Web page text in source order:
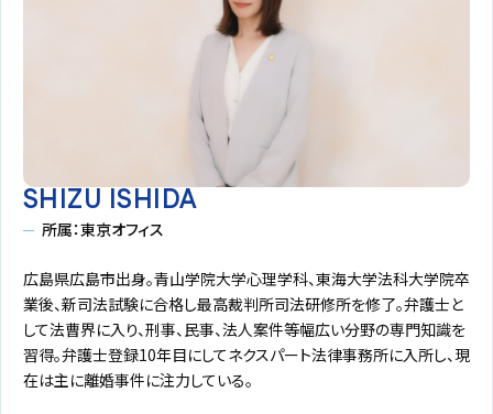
SHIZU ISHIDA
所属：東京オフィス
広島県広島市出身。青山学院大学心理学科、東海大学法科大学院卒
業後、新司法試験に合格し最高裁判所司法研修所を修了。弁護士と
して法曹界に入り、刑事、民事、法人案件等幅広い分野の専門知識を
習得。弁護士登録10年目にしてネクスパート法律事務所に入所し、現
在は主に離婚事件に注力している。